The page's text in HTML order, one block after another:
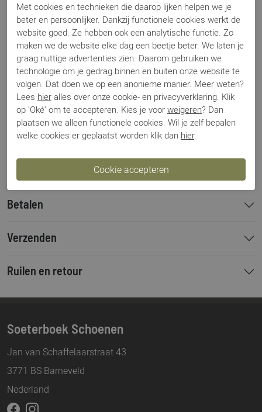
Specificaties
Merk
Via Vai
Artikelnummer
62214 Julia Xena
Breedtemaat
G
Los voetbed
Nee
Categorie
Slingback
Kleur
Cognac
Bestelcode
000003583
Betalen
Verzenden
Ruilen en retour
Soeterboek Schoenen
Jan van Schaffelaarstraat 43
3771 BS Barneveld
Nederland
Met cookies en technieken die daarop lijken helpen we je
beter en persoonlijker. Dankzij functionele cookies werkt de
website goed. Ze hebben ook een analytische functie. Zo
maken we de website elke dag een beetje beter. We laten je
graag nuttige advertenties zien. Daarom gebruiken we
technologie om je gedrag binnen en buiten onze website te
volgen. Dat doen we op een anonieme manier. Meer weten?
Lees hier alles over onze cookie- en privacyverklaring. Klik
op 'Oké' om te accepteren. Kies je voor weigeren? Dan
plaatsen we alleen functionele cookies. Wil je zelf bepalen
welke cookies er geplaatst worden klik dan hier.